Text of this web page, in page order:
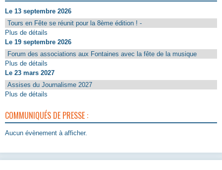
Le 13 septembre 2026
Tours en Fête se réunit pour la 8ème édition ! -
Plus de détails
Le 19 septembre 2026
Forum des associations aux Fontaines avec la fête de la musique
Plus de détails
Le 23 mars 2027
Assises du Journalisme 2027
Plus de détails
COMMUNIQUÉS DE PRESSE :
Aucun évènement à afficher.